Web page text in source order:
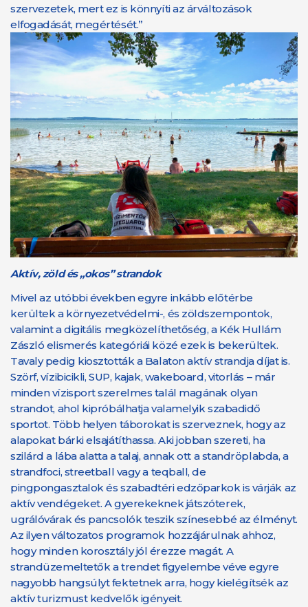
szervezetek, mert ez is könnyíti az árváltozások
elfogadását, megértését.”
Aktív, zöld és „okos” strandok
Mivel az utóbbi években egyre inkább előtérbe
kerültek a környezetvédelmi-, és zöldszempontok,
valamint a digitális megközelíthetőség, a Kék Hullám
Zászló elismerés kategóriái közé ezek is bekerültek.
Tavaly pedig kiosztották a Balaton aktív strandja díjat is.
Szörf, vízibicikli, SUP, kajak, wakeboard, vitorlás – már
minden vízisport szerelmes talál magának olyan
strandot, ahol kipróbálhatja valamelyik szabadidő
sportot. Több helyen táborokat is szerveznek, hogy az
alapokat bárki elsajátíthassa. Aki jobban szereti, ha
szilárd a lába alatta a talaj, annak ott a standröplabda, a
strandfoci, streetball vagy a teqball, de
pingpongasztalok és szabadtéri edzőparkok is várják az
aktív vendégeket. A gyerekeknek játszóterek,
ugrálóvárak és pancsolók teszik színesebbé az élményt.
Az ilyen változatos programok hozzájárulnak ahhoz,
hogy minden korosztály jól érezze magát. A
strandüzemeltetők a trendet figyelembe véve egyre
nagyobb hangsúlyt fektetnek arra, hogy kielégítsék az
aktív turizmust kedvelők igényeit.